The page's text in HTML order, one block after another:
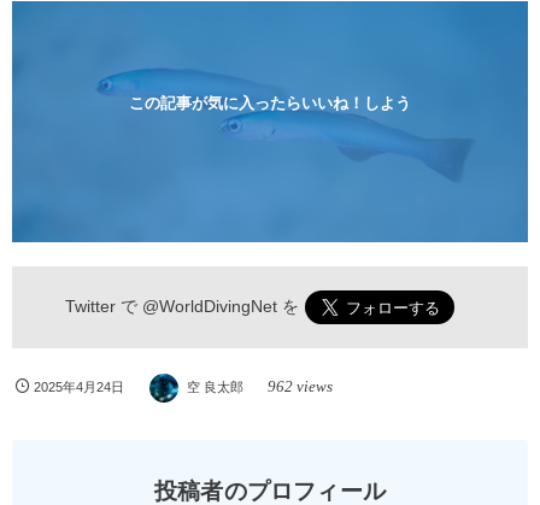
気軽に体験できる半日のコース。沖縄本島のビーチか
この記事が気に入ったらいいね！しよう
Twitter で @WorldDivingNetを
2025年4月24日 空 良太郎 962 views
投稿者のプロフィール